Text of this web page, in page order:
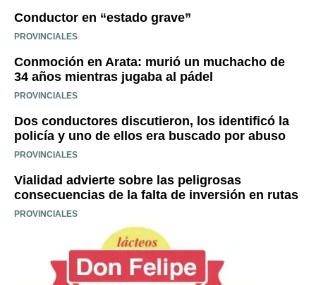
Conductor en “estado grave”
PROVINCIALES
Conmoción en Arata: murió un muchacho de
34 años mientras jugaba al pádel
PROVINCIALES
Dos conductores discutieron, los identificó la
policía y uno de ellos era buscado por abuso
PROVINCIALES
Vialidad advierte sobre las peligrosas
consecuencias de la falta de inversión en rutas
PROVINCIALES